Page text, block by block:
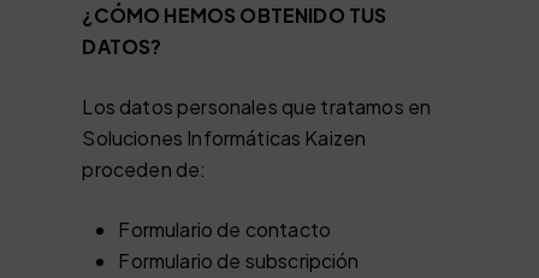
¿CÓMO HEMOS OBTENIDO TUS
DATOS?
Los datos personales que tratamos en
Soluciones Informáticas Kaizen
proceden de:
Formulario de contacto
Formulario de subscripción